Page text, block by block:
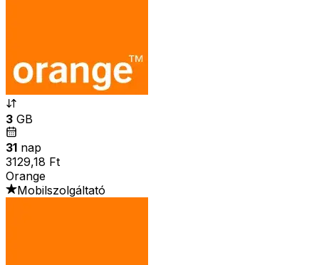
3 GB
31 nap
3129,18 Ft
Orange
Mobilszolgáltató